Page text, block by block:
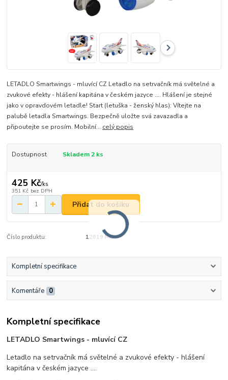
LETADLO Smartwings - mluvící CZ Letadlo na setrvačník má světelné a
zvukové efekty - hlášení kapitána v českém jazyce .... Hlášení je stejné
jako v opravdovém letadle! Start (letuška - ženský hlas): Vítejte na
palubě letadla Smartwings. Bezpečně uložte svá zavazadla a
připoutejte se prosím. Mobilní... celý popis
Dostupnost Skladem 2 ks
425 Kč/ks
351 Kč bez DPH
Přidat do košíku
Číslo produktu: 12619 MD
Kompletní specifikace
Komentáře 0
Kompletní specifikace
LETADLO Smartwings - mluvící CZ
Letadlo na setrvačník má světelné a zvukové efekty - hlášení
kapitána v českém jazyce ....